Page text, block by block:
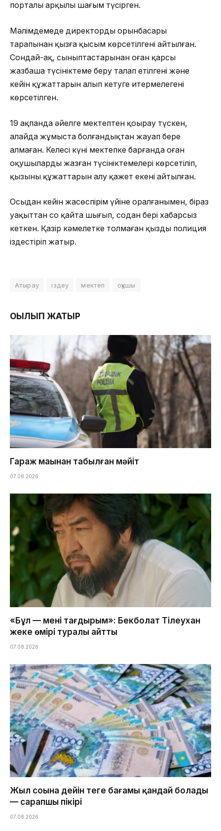
порталы арқылы шағым түсірген.
Мәлімдемеде директордың орынбасары
тарапынан қызға қысым көрсетілгені айтылған.
Сондай-ақ, сыныптастарынан оған қарсы
жазбаша түсініктеме беру талап етілгені және
кейін құжаттарын алып кетуге итермелегені
көрсетілген.
19 ақпанда әйелге мектептен қоңырау түскен,
алайда жұмыста болғандықтан жауап бере
алмаған. Келесі күні мектепке барғанда оған
оқушылардың жазған түсініктемелері көрсетіліп,
қызының құжаттарын алу қажет екені айтылған.
Осыдан кейін жасөспірім үйіне оралғанымен, біраз
уақыттан соң қайта шығып, содан бері хабарсыз
кеткен. Қазір кәмелетке толмаған қызды полиция
іздестіріп жатыр.
Атырау іздеу мектеп оқушы
ОҚЫЛЫП ЖАТЫР
Гараж маңынан табылған мәйіт
07.08.2026
«Бұл — менің тағдырым»: Бекболат Тілеухан
жеке өмірі туралы айтты
07.08.2026
Жыл соңына дейін теңге бағамы қандай болады
— сарапшы пікірі
07.08.2026